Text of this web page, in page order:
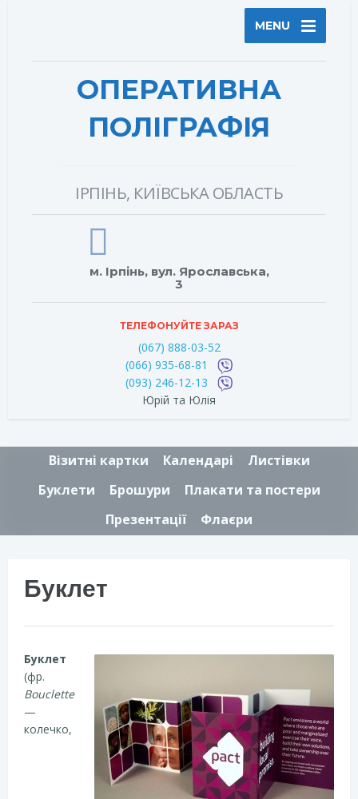
MENU
ОПЕРАТИВНА
ПОЛІГРАФІЯ
ІРПІНЬ, КИЇВСЬКА ОБЛАСТЬ
м. Ірпінь, вул. Ярославська,
3
ТЕЛЕФОНУЙТЕ ЗАРАЗ
(067) 888-03-52
(066) 935-68-81
(093) 246-12-13
Юрій та Юлія
Візитні картки Календарі
Листівки
Буклети
Брошури
Плакати та постери
Презентації
Флаєри
Буклет
Буклет
(фр.
Bouclette
—
колечко,